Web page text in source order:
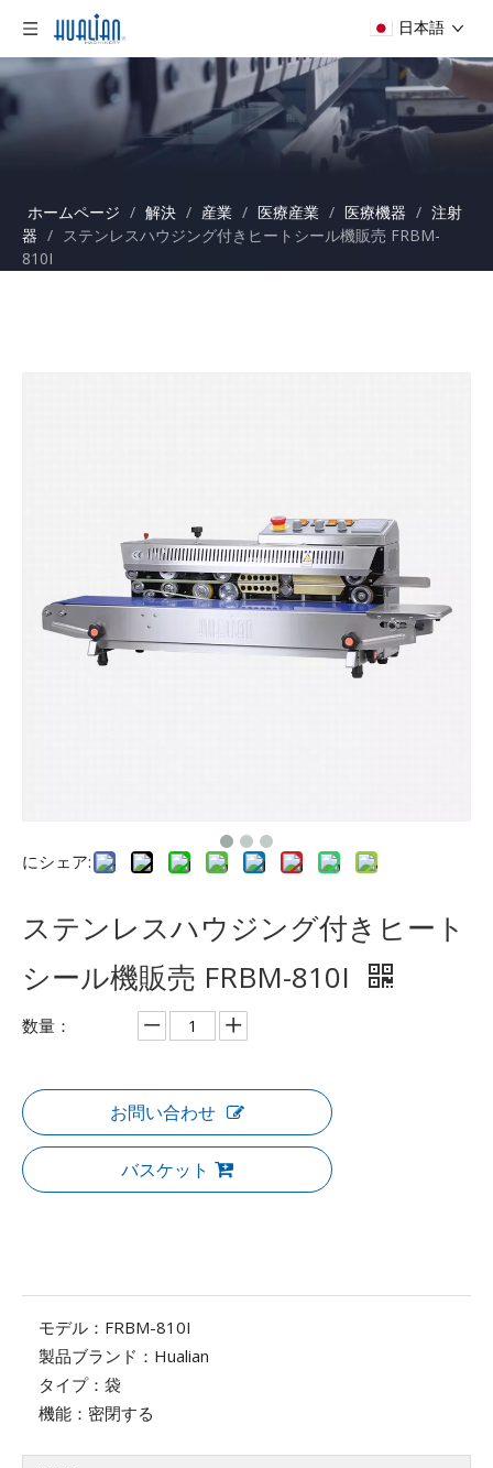
日本語
ホームページ / 解決 / 産業 / 医療産業 / 医療機器 / 注射
器 / ステンレスハウジング付きヒートシール機販売 FRBM-
810I
にシェア:
ステンレスハウジング付きヒート
シール機販売 FRBM-810I
数量：
お問い合わせ
バスケット
モデル： FRBM-810I
製品ブランド： Hualian
タイプ： 袋
機能： 密閉する